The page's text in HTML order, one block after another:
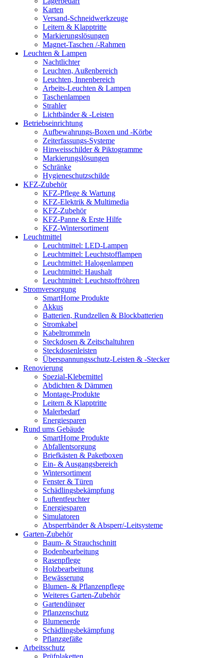
Karten
Versand-Schneidwerkzeuge
Leitern & Klapptritte
Markierungslösungen
Magnet-Taschen /-Rahmen
Leuchten & Lampen
Nachtlichter
Leuchten, Außenbereich
Leuchten, Innenbereich
Arbeits-Leuchten & Lampen
Taschenlampen
Strahler
Lichtbänder & -Leisten
Betriebseinrichtung
Aufbewahrungs-Boxen und -Körbe
Zeiterfassungs-Systeme
Hinweisschilder & Piktogramme
Markierungslösungen
Schränke
Hygieneschutzschilde
KFZ-Zubehör
KFZ-Pflege & Wartung
KFZ-Elektrik & Multimedia
KFZ-Zubehör
KFZ-Panne & Erste Hilfe
KFZ-Wintersortiment
Leuchtmittel
Leuchtmittel: LED-Lampen
Leuchtmittel: Leuchtstofflampen
Leuchtmittel: Halogenlampen
Leuchtmittel: Haushalt
Leuchtmittel: Leuchtstoffröhren
Stromversorgung
SmartHome Produkte
Akkus
Batterien, Rundzellen & Blockbatterien
Stromkabel
Kabeltrommeln
Steckdosen & Zeitschaltuhren
Steckdosenleisten
Überspannungsschutz-Leisten & -Stecker
Renovierung
Spezial-Klebemittel
Abdichten & Dämmen
Montage-Produkte
Leitern & Klapptritte
Malerbedarf
Energiesparen
Rund ums Gebäude
SmartHome Produkte
Abfallentsorgung
Briefkästen & Paketboxen
Ein- & Ausgangsbereich
Wintersortiment
Fenster & Türen
Schädlingsbekämpfung
Luftentfeuchter
Energiesparen
Simulatoren
Absperrbänder & Absperr/-Leitsysteme
Garten-Zubehör
Baum- & Strauchschnitt
Bodenbearbeitung
Rasenpflege
Holzbearbeitung
Bewässerung
Blumen- & Pflanzenpflege
Weiteres Garten-Zubehör
Gartendünger
Pflanzenschutz
Blumenerde
Schädlingsbekämpfung
Pflanzgefäße
Arbeitsschutz
Prüfplaketten